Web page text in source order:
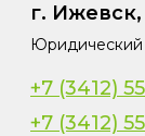
г.
Юридический
+7 (3412)
+7 (3412)